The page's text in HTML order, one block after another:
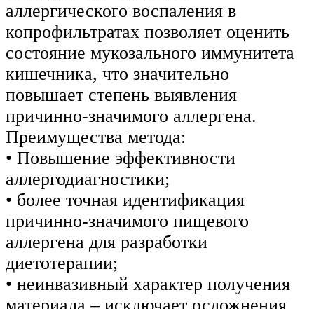
аллергического воспаления в
копрофильтратах позволяет оценить
состояние мукозального иммунитета
кишечника, что значительно
повышает степень выявления
причинно-значимого аллергена.
Преимущества метода:
• Повышение эффективности
аллергодиагностики;
• более точная идентификация
причинно-значимого пищевого
аллергена для разработки
диетотерапии;
• неинвазивный характер получения